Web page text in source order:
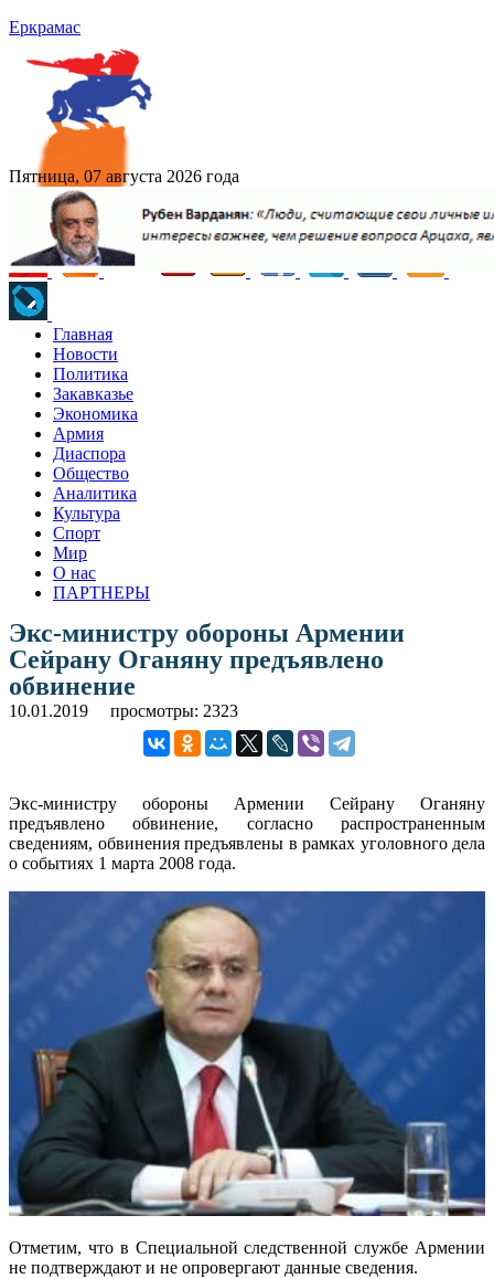
Еркрамас
Пятница, 07 августа 2026 года
Главная
Новости
Политика
Закавказье
Экономика
Армия
Диаспора
Общество
Аналитика
Культура
Спорт
Мир
О нас
ПАРТНЕРЫ
Экс-министру обороны Армении
Сейрану Оганяну предъявлено
обвинение
10.01.2019 просмотры: 2323
Экс-министру обороны Армении Сейрану Оганяну
предъявлено обвинение, согласно распространенным
сведениям, обвинения предъявлены в рамках уголовного дела
о событиях 1 марта 2008 года.
Отметим, что в Специальной следственной службе Армении
не подтверждают и не опровергают данные сведения.